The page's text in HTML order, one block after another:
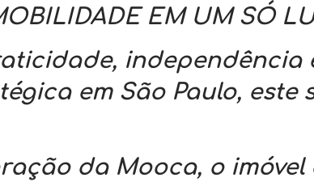
EM UM SÓ
independência
em São Paulo, este
da Mooca, o imóvel